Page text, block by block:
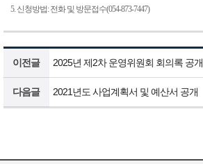
5. 신청방법:전화 및 방문접수(054-873-7447)
이전글 2025년 제2차 운영위원회 회의록 공개
다음글 2021년도 사업계획서 및 예산서 공개